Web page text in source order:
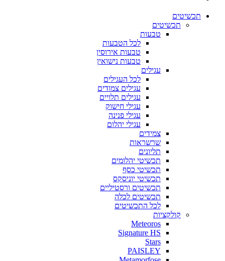
תכשיטים
תכשיטים
טבעות
לכל הטבעות
טבעות אירוסין
טבעות נישואין
עגילים
לכל העגילים
עגילים צמודים
עגילים תלויים
עגילי חישוק
עגילי פנינה
עגילי יהלום
צמידים
שרשראות
תליונים
תכשיטי יהלומים
תכשיטי כסף
תכשיטי יוניסקס
תכשיטים ורסטיליים
תכשיטים לכלה
לכל התכשיטים
קולקציות
Meteoros
Signature HS
Stars
PAISLEY